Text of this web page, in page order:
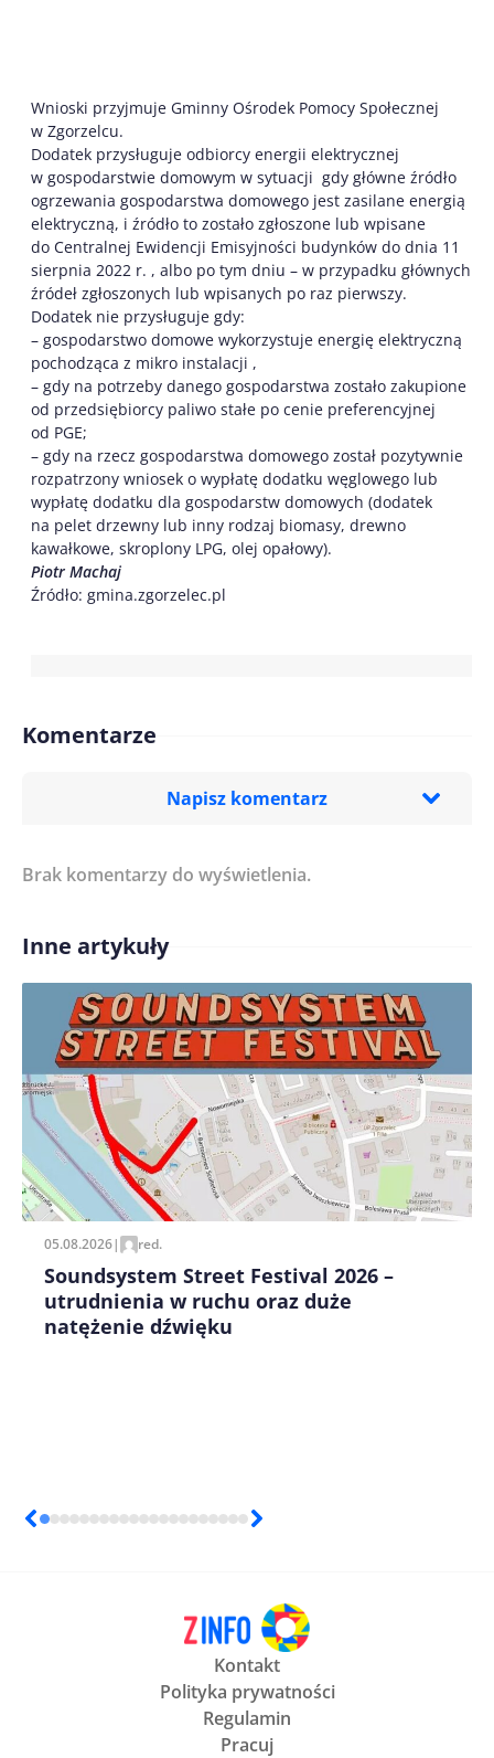
Wnioski przyjmuje Gminny Ośrodek Pomocy Społecznej
w Zgorzelcu.
Dodatek przysługuje odbiorcy energii elektrycznej
w gospodarstwie domowym w sytuacji gdy główne źródło
ogrzewania gospodarstwa domowego jest zasilane energią
elektryczną, i źródło to zostało zgłoszone lub wpisane
do Centralnej Ewidencji Emisyjności budynków do dnia 11
sierpnia 2022 r. , albo po tym dniu – w przypadku głównych
źródeł zgłoszonych lub wpisanych po raz pierwszy.
Dodatek nie przysługuje gdy:
– gospodarstwo domowe wykorzystuje energię elektryczną
pochodząca z mikro instalacji ,
– gdy na potrzeby danego gospodarstwa zostało zakupione
od przedsiębiorcy paliwo stałe po cenie preferencyjnej
od PGE;
– gdy na rzecz gospodarstwa domowego został pozytywnie
rozpatrzony wniosek o wypłatę dodatku węglowego lub
wypłatę dodatku dla gospodarstw domowych (dodatek
na pelet drzewny lub inny rodzaj biomasy, drewno
kawałkowe, skroplony LPG, olej opałowy).
Piotr Machaj
Źródło: gmina.zgorzelec.pl
Komentarze
Napisz komentarz
Treść komentarza*
Imię/ Nick*
Zapamiętaj moje dane w tej przeglądarce podczas
pisania kolejnych komentarzy.
Brak komentarzy do wyświetlenia.
Inne artykuły
05.08.2026| red.
Soundsystem Street Festival 2026 –
utrudnienia w ruchu oraz duże
natężenie dźwięku
Kontakt
Polityka prywatności
Regulamin
Pracuj